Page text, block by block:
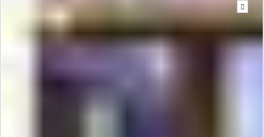
რეგისტრაციის დროს
შეტყობინების გასაგზავნად
საჭიროა ვებგვერდზე გაიაროთ
ავტორიზაცია.